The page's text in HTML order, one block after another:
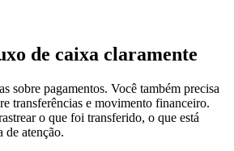
de caixa claramente
sobre pagamentos. Você também precisa
transferências e movimento financeiro.
o que foi transferido, o que está
de atenção.